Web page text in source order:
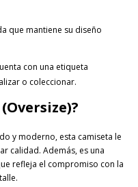
que mantiene su diseño
con una etiqueta
o coleccionar.
y moderno, esta camiseta le
calidad. Además, es una
refleja el compromiso con la